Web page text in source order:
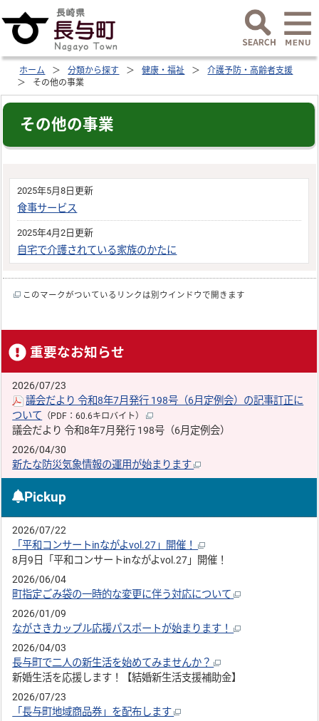
ホーム 分類から探す 健康・福祉
介護予防・高齢者支援
その他の事業
その他の事業
2025年5月8日更新
食事サービス
2025年4月2日更新
自宅で介護されている家族のかたに
このマークがついているリンクは別ウインドウで開きます
重要なお知らせ
2026/07/23
議会だより 令和8年7月発行 198号（6月定例会）の記事訂正に
ついて （PDF：60.6キロバイト）
議会だより 令和8年7月発行 198号（6月定例会）
2026/04/30
新たな防災気象情報の運用が始まります
Pickup
2026/07/22
「平和コンサートinながよvol.27」開催！
8月9日「平和コンサートinながよvol.27」開催！
2026/06/04
町指定ごみ袋の一時的な変更に伴う対応について
2026/01/09
ながさきカップル応援パスポートが始まります！
2026/04/03
長与町で二人の新生活を始めてみませんか？
新婚生活を応援します！【結婚新生活支援補助金】
2026/07/23
「長与町地域商品券」を配布します